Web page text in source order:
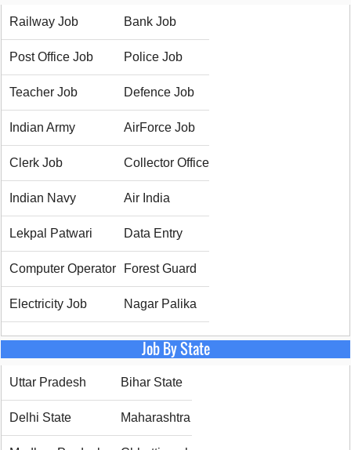
Railway Job Bank Job
Post Office Job Police Job
Teacher Job Defence Job
Indian Army AirForce Job
Clerk Job Collector Office
Indian Navy Air India
Lekpal Patwari Data Entry
Computer Operator Forest Guard
Electricity Job Nagar Palika
Job By State
Uttar Pradesh Bihar State
Delhi State Maharashtra